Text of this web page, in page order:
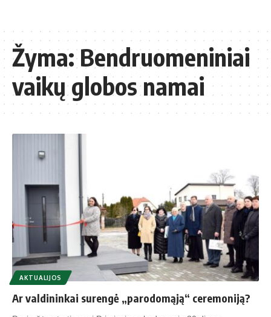
Žyma:Bendruomeniniai
vaikų globos namai
AKTUALIJOS
Ar valdininkai surengė „parodomąją“ ceremoniją?